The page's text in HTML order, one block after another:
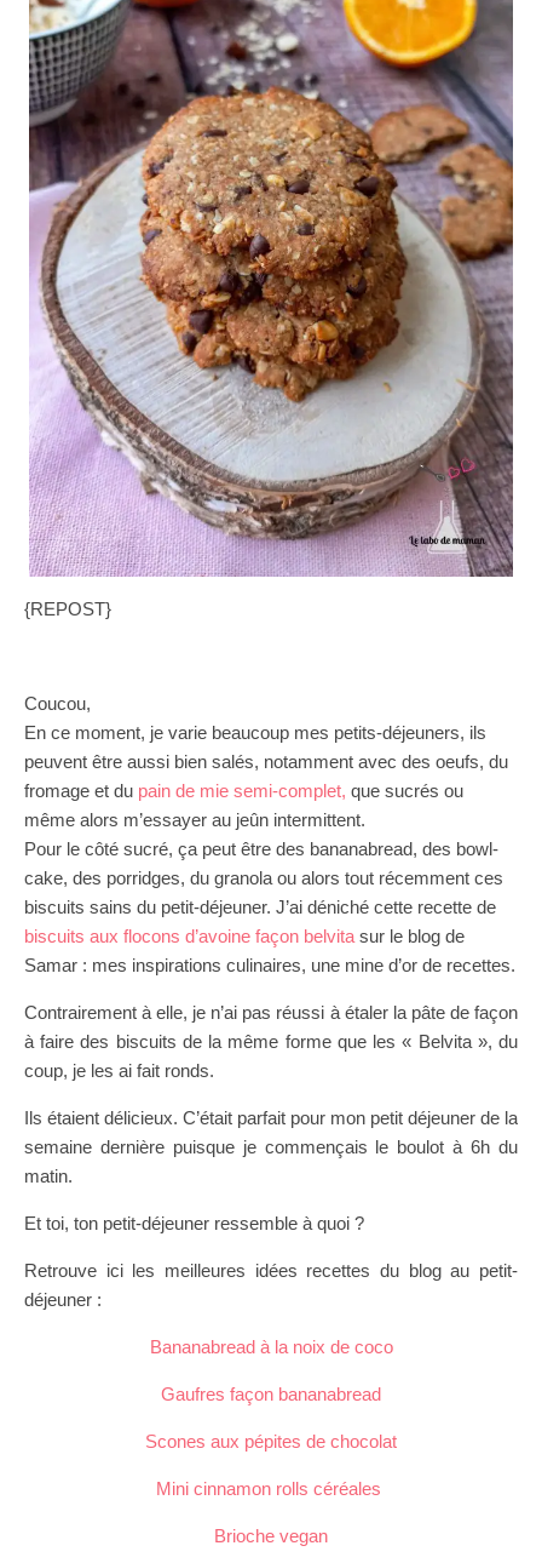
{REPOST}
Coucou,
En ce moment, je varie beaucoup mes petits-déjeuners, ils
peuvent être aussi bien salés, notamment avec des oeufs, du
fromage et du pain de mie semi-complet, que sucrés ou
même alors m’essayer au jeûn intermittent.
Pour le côté sucré, ça peut être des bananabread, des bowl-
cake, des porridges, du granola ou alors tout récemment ces
biscuits sains du petit-déjeuner. J’ai déniché cette recette de
biscuits aux flocons d’avoine façon belvitasur le blog de
Samar : mes inspirations culinaires, une mine d’or de recettes.
Contrairement à elle, je n’ai pas réussi à étaler la pâte de façon
à faire des biscuits de la même forme que les « Belvita », du
coup, je les ai fait ronds.
Ils étaient délicieux. C’était parfait pour mon petit déjeuner de la
semaine dernière puisque je commençais le boulot à 6h du
matin.
Et toi, ton petit-déjeuner ressemble à quoi ?
Retrouve ici les meilleures idées recettes du blog au petit-
déjeuner :
Bananabread à la noix de coco
Gaufres façon bananabread
Scones aux pépites de chocolat
Mini cinnamon rolls céréales
Brioche vegan